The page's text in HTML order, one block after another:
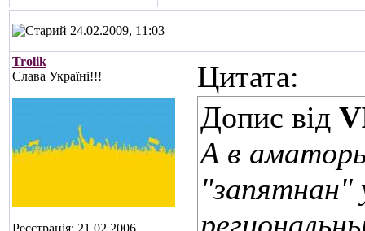
24.02.2009, 11:03
Trolik
Слава Україні!!!
Реєстрація: 21.02.2006
Цитата:
Допис від
А в
"запятнан"